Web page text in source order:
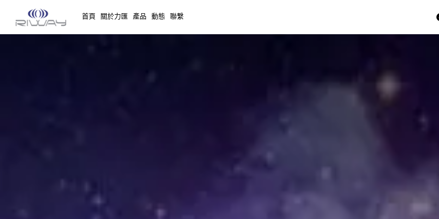
首頁 關於力匯 產品 動態 聯繫